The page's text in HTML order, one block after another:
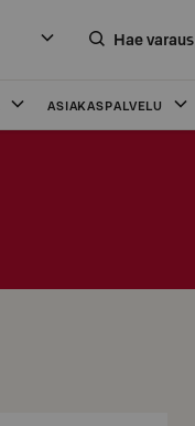
Hae varaus
ASIAKASPALVELU